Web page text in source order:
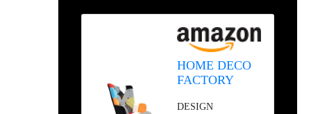
HOME DECO
FACTORY
Patchwork
DESIGN